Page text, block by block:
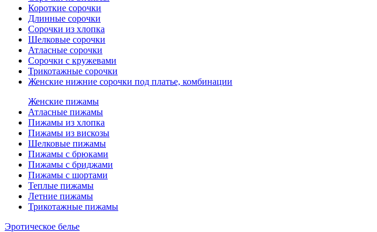
Короткие сорочки
Длинные сорочки
Сорочки из хлопка
Шелковые сорочки
Атласные сорочки
Сорочки с кружевами
Трикотажные сорочки
Женские нижние сорочки под платье, комбинации
Женские пижамы
Атласные пижамы
Пижамы из хлопка
Пижамы из вискозы
Шелковые пижамы
Пижамы с брюками
Пижамы с бриджами
Пижамы с шортами
Теплые пижамы
Летние пижамы
Трикотажные пижамы
Эротическое белье